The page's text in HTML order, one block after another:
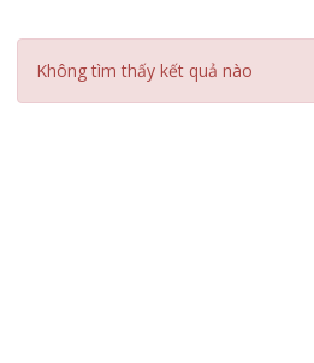
Không tìm thấy kết quả nào